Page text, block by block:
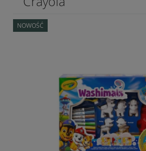
NOWOŚĆ